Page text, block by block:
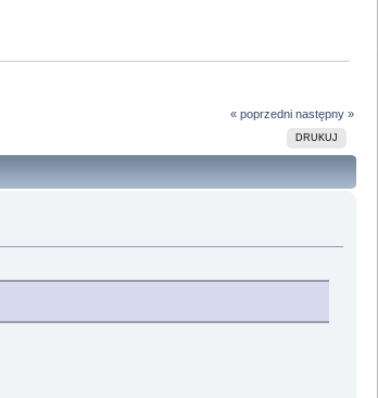
« poprzedni następny »
DRUKUJ